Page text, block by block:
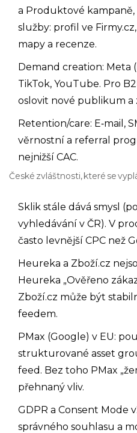
a Produktové kampaně,
služby: profil ve
mapy a recenze.
Demand creation: Meta
TikTok, YouTube. Pro
oslovit nové publikum a
Retention/care: E‑mail,
věrnostní a referral
nejnižší CAC.
České zvláštnosti, které se
Sklik stále dává smysl
vyhledávání v ČR). V
často levnější CPC než
Heureka a Zboží.cz
Heureka „Ověřeno
Zboží.cz může být
feedem.
PMax (Google) v EU:
strukturované asset
feed. Bez toho PMax
přehnaný vliv.
GDPR a Consent Mode
správného souhlasu a